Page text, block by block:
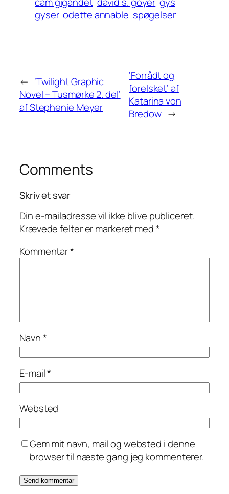
gyser odette annable spøgelser
← ‘Twilight Graphic
Novel – Tusmørke 2. del’
af Stephenie Meyer
‘Forrådt og
forelsket’ af
Katarina von
Bredow →
Comments
Skriv et svar
Din e-mailadresse vil ikke blive publiceret.
Krævede felter er markeret med*
Kommentar*
Navn*
E-mail*
Websted
Gem mit navn, mail og websted i denne
browser til næste gang jeg kommenterer.